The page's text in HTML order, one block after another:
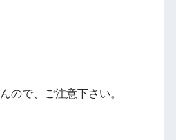
ので、ご注意下さい。